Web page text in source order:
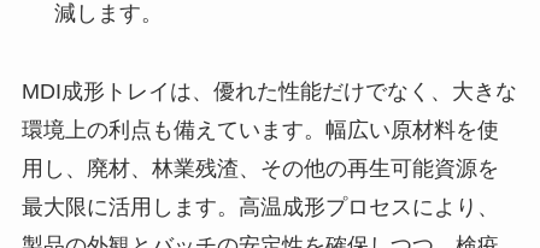
減します。
MDI成形トレイは、優れた性能だけでなく、大きな
環境上の利点も備えています。幅広い原材料を使
用し、廃材、林業残渣、その他の再生可能資源を
最大限に活用します。高温成形プロセスにより、